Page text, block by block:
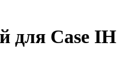
для Case IH